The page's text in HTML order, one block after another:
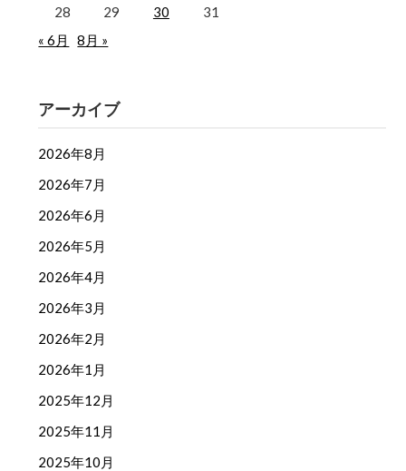
28 29 30
31
« 6月
8月 »
アーカイブ
2026年8月
2026年7月
2026年6月
2026年5月
2026年4月
2026年3月
2026年2月
2026年1月
2025年12月
2025年11月
2025年10月